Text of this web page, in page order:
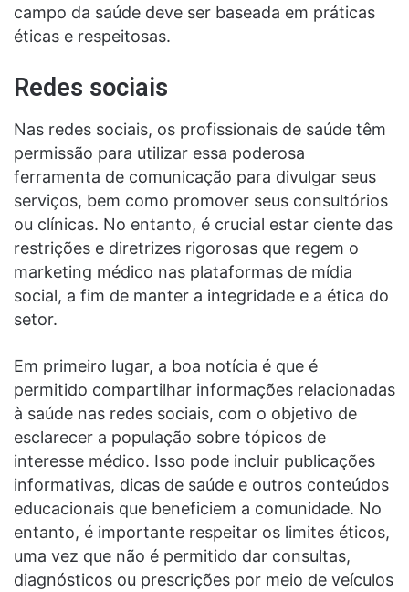
campo da saúde deve ser baseada em práticas
éticas e respeitosas.
Redes sociais
Nas redes sociais, os profissionais de saúde têm
permissão para utilizar essa poderosa
ferramenta de comunicação para divulgar seus
serviços, bem como promover seus consultórios
ou clínicas. No entanto, é crucial estar ciente das
restrições e diretrizes rigorosas que regem o
marketing médico nas plataformas de mídia
social, a fim de manter a integridade e a ética do
setor.
Em primeiro lugar, a boa notícia é que é
permitido compartilhar informações relacionadas
à saúde nas redes sociais, com o objetivo de
esclarecer a população sobre tópicos de
interesse médico. Isso pode incluir publicações
informativas, dicas de saúde e outros conteúdos
educacionais que beneficiem a comunidade. No
entanto, é importante respeitar os limites éticos,
uma vez que não é permitido dar consultas,
diagnósticos ou prescrições por meio de veículos